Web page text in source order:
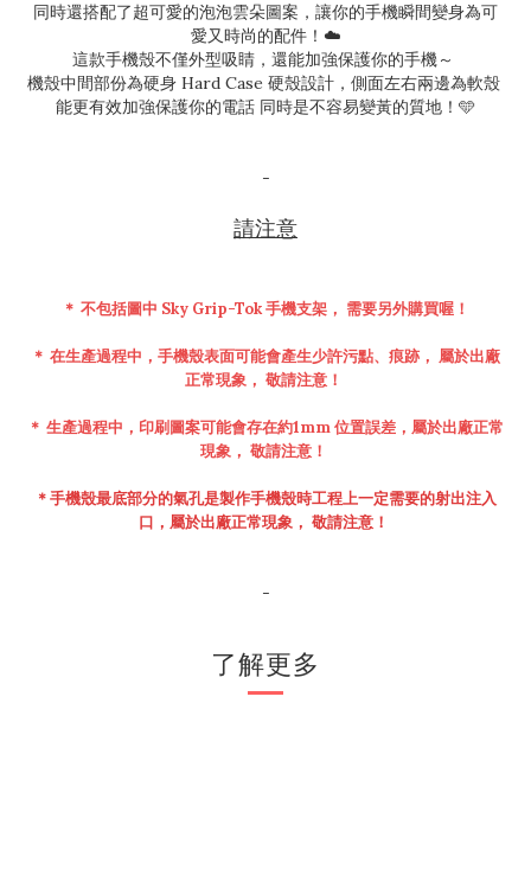
同時還搭配了超可愛的泡泡雲朵圖案，讓你的手機瞬間變身為可
愛又時尚的配件！☁️
這款手機殼不僅外型吸睛，還能加強保護你的手機～
機殼中間部份為硬身 Hard Case 硬殼設計，側面左右兩邊為軟殼
能更有效加強保護你的電話 同時是不容易變黃的質地！🩵
-
請注意
＊ 不包括圖中 Sky Grip-Tok 手機支架， 需要另外購買喔！
＊ 在生產過程中，手機殼表面可能會產生少許污點、痕跡 ， 屬於出廠
正常現象 ， 敬請注意！
＊ 生產過程中，印刷圖案可能會存在約1mm 位置誤差， 屬於出廠正常
現象 ， 敬請注意！
＊手機殼最底部分的氣孔是製作手機殼時工程上一定需要的射出注入
口 ， 屬於出廠正常現象 ， 敬請注意！
-
了解更多